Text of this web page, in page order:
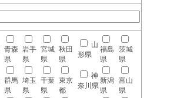
青森
県
岩手
県
宮城
県
秋田
県
山
形県
福島
県
茨城
県
群馬
県
埼玉
県
千葉
県
東京
都
神
奈川県
新潟
県
富山
県